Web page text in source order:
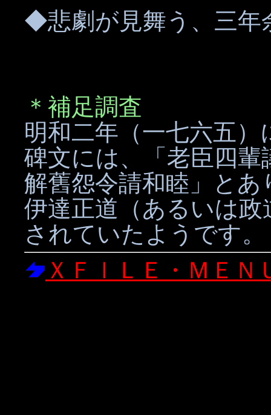
◆悲劇が見舞う、三年
＊補足調査
明和二年（一七六五
碑文には、「老臣四
解舊怨令請和睦」と
伊達正道（あるいは
されていたようです
ＸＦＩＬＥ・ＭＥＮ